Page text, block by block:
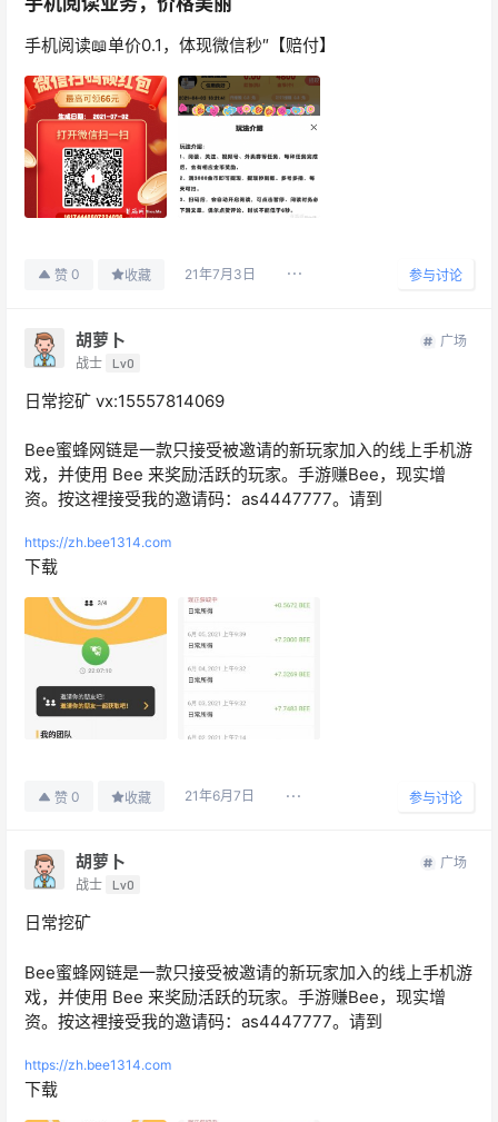
手机阅读📖单价0.1，体现微信秒″【赔付】
赞 0 收藏 21年7月3日 参与讨论
胡萝卜
战士 Lv0
广场
日常挖矿 vx:15557814069
Bee蜜蜂网链是一款只接受被邀请的新玩家加入的线上手机游
戏，并使用 Bee 来奖励活跃的玩家。手游赚Bee，现实增
资。按这裡接受我的邀请码：as4447777。请到
https://zh.bee1314.com
下载
赞 0 收藏 21年6月7日 参与讨论
胡萝卜
战士 Lv0
广场
日常挖矿
Bee蜜蜂网链是一款只接受被邀请的新玩家加入的线上手机游
戏，并使用 Bee 来奖励活跃的玩家。手游赚Bee，现实增
资。按这裡接受我的邀请码：as4447777。请到
https://zh.bee1314.com
下载